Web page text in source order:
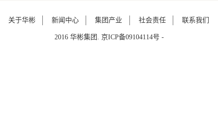
关于华彬 新闻中心 集团产业 社会责任 联系我们
2016 华彬集团. 京ICP备09104114号 -